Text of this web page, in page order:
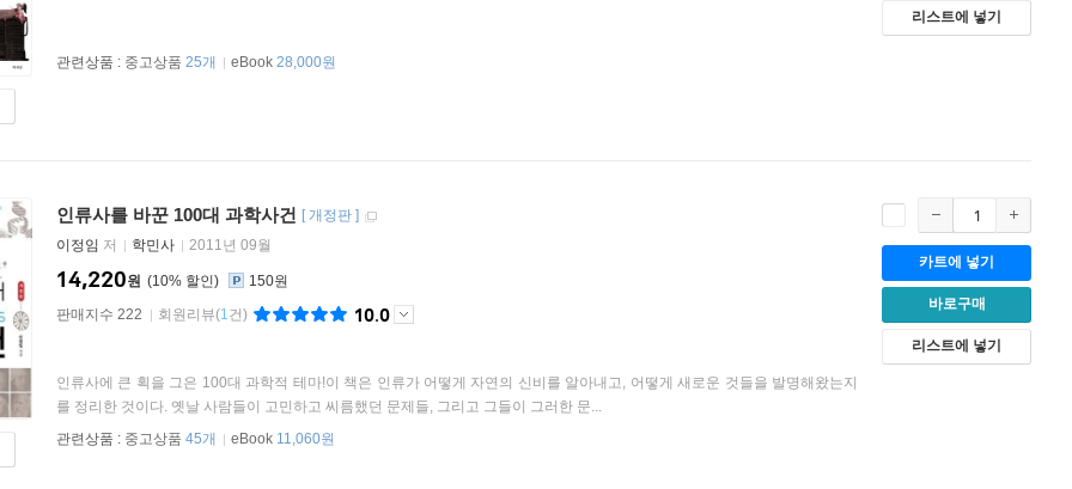
관련상품 : 중고상품 25개 eBook 28,000원
리스트에 넣기
인류사를 바꾼 100대 과학사건 [개정판 ]
이정임 저 학민사 2011년 09월
10%
14,220원
150원
판매지수 222
회원리뷰(1건) 10.0
인류사에 큰 획을 그은 100대 과학적 테마!이 책은 인류가 어떻게 자연의 신비를 알아내고, 어떻게 새로운 것들을 발명해왔는지
를 정리한 것이다. 옛날 사람들이 고민하고 씨름했던 문제들, 그리고 그들이 그러한 문...
관련상품 : 중고상품 45개 eBook 11,060원
카트에 넣기
바로구매
리스트에 넣기